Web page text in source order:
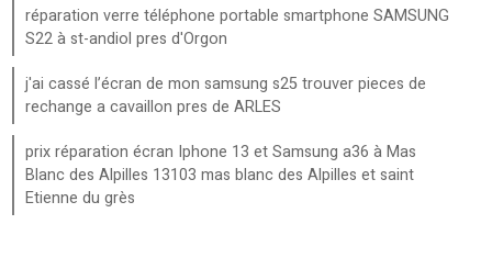
réparation verre téléphone portable smartphone SAMSUNG
S22 à st-andiol pres d'Orgon
j'ai cassé l’écran de mon samsung s25 trouver pieces de
rechange a cavaillon pres de ARLES
prix réparation écran Iphone 13 et Samsung a36 à Mas
Blanc des Alpilles 13103 mas blanc des Alpilles et saint
Etienne du grès